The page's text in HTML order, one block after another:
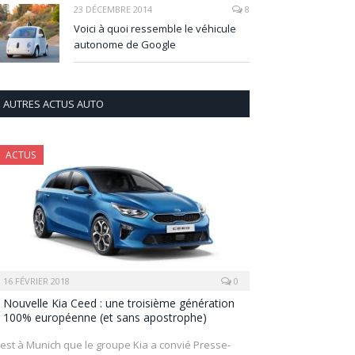
23 DÉCEMBRE 2014 8
Voici à quoi ressemble le véhicule
autonome de Google
AUTRES ACTUS AUTO
ACTUS
16 FÉVRIER 2018 0
Nouvelle Kia Ceed : une troisième génération
100% européenne (et sans apostrophe)
à Munich que le groupe Kia a convié Presse-